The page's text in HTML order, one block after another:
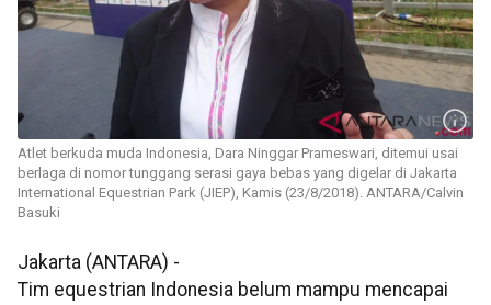
Atlet berkuda muda Indonesia, Dara Ninggar Prameswari, ditemui usai
berlaga di nomor tunggang serasi gaya bebas yang digelar di Jakarta
International Equestrian Park (JIEP), Kamis (23/8/2018). ANTARA/Calvin
Basuki
Jakarta (ANTARA) -
Tim equestrian Indonesia belum mampu mencapai